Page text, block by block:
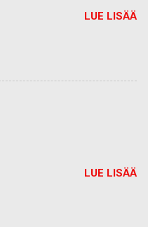
LUE LISÄÄ
LUE LISÄÄ